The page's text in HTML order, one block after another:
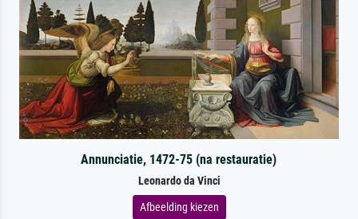
Annunciatie, 1472-75 (na restauratie)
Leonardo da Vinci
Afbeelding kiezen